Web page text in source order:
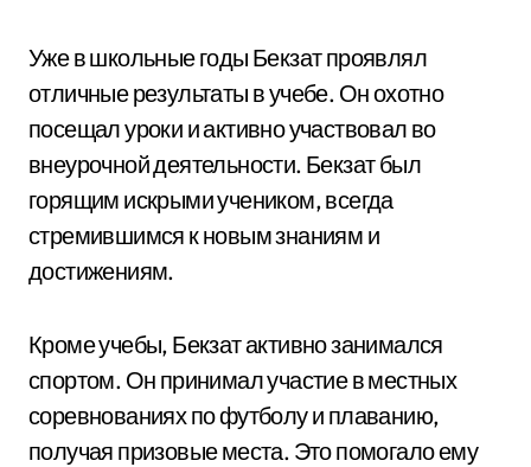
Уже в школьные годы Бекзат проявлял
отличные результаты в учебе. Он охотно
посещал уроки и активно участвовал во
внеурочной деятельности. Бекзат был
горящим искрыми учеником, всегда
стремившимся к новым знаниям и
достижениям.
Кроме учебы, Бекзат активно занимался
спортом. Он принимал участие в местных
соревнованиях по футболу и плаванию,
получая призовые места. Это помогало ему